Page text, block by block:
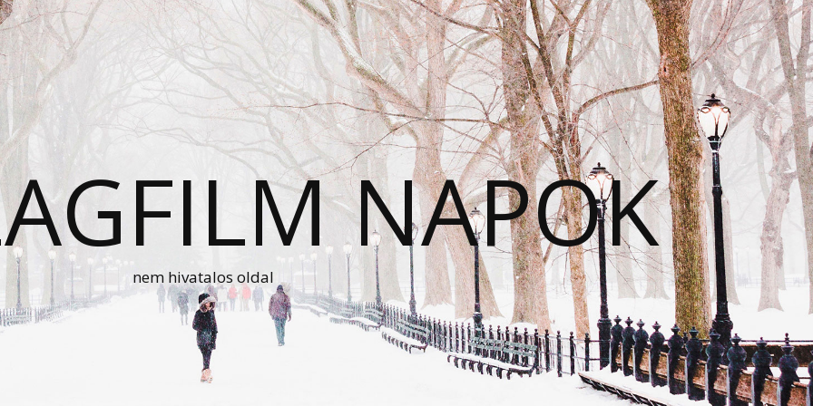
NAPOK
nem hivatalos oldal